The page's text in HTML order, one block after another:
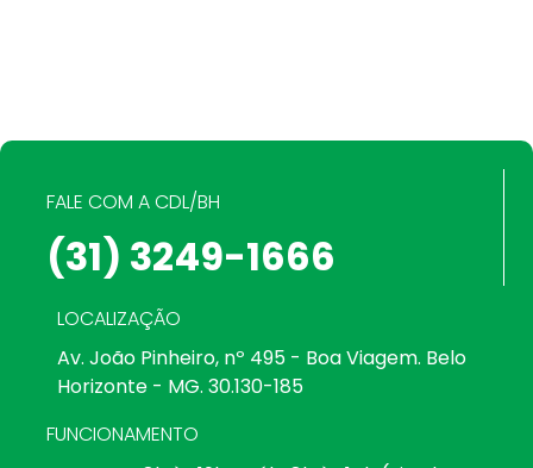
FALE COM A CDL/BH
(31) 3249-1666
LOCALIZAÇÃO
Av. João Pinheiro, nº 495 - Boa Viagem. Belo
Horizonte - MG. 30.130-185
FUNCIONAMENTO